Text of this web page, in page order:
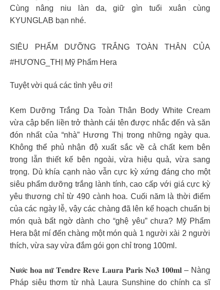
Cùng nâng niu làn da, giữ gìn tuổi xuân cùng
KYUNGLAB bạn nhé.
SIÊU PHẨM DƯỠNG TRẮNG TOÀN THÂN CỦA
#HƯƠNG_THỊ Mỹ Phẩm Hera
Tuyệt vời quá các tình yêu ơi!
Kem Dưỡng Trắng Da Toàn Thân Body White Cream
vừa cập bến liền trở thành cái tên được nhắc đến và săn
đón nhất của “nhà” Hương Thị trong những ngày qua.
Không thể phủ nhận độ xuất sắc về cả chất kem bên
trong lẫn thiết kế bên ngoài, vừa hiệu quả, vừa sang
trọng. Dù khía cạnh nào vẫn cực kỳ xứng đáng cho một
siêu phẩm dưỡng trắng lành tính, cao cấp với giá cực kỳ
yêu thương chỉ từ 490 cành hoa. Cuối năm là thời điểm
của các ngày lễ, vậy các chàng đã lên kế hoạch chuẩn bị
món quà bất ngờ dành cho “ghệ yêu” chưa? Mỹ Phẩm
Hera bật mí đến chàng một món quà 1 người xài 2 người
thích, vừa say vừa đắm gói gọn chỉ trong 100ml.
𝐍𝐮̛𝐨̛́𝐜 𝐡𝐨𝐚 𝐧𝐮̛̃ 𝐓𝐞𝐧𝐝𝐫𝐞 𝐑𝐞𝐯𝐞 𝐋𝐚𝐮𝐫𝐚 𝐏𝐚𝐫𝐢𝐬 𝐍𝐨𝟑 𝟏𝟎𝟎𝐦𝐥 – Nàng
Pháp siêu thơm từ nhà Laura Sunshine do chính ca sĩ